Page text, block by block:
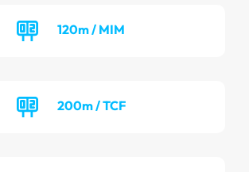
120m / MIM
200m / TCF